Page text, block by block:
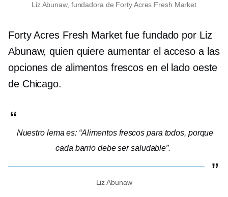
Liz Abunaw, fundadora de Forty Acres Fresh Market
Forty Acres Fresh Market fue fundado por Liz
Abunaw, quien quiere aumentar el acceso a las
opciones de alimentos frescos en el lado oeste
de Chicago.
Nuestro lema es: “Alimentos frescos para todos, porque
cada barrio debe ser saludable”.
Liz Abunaw